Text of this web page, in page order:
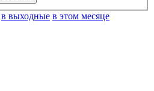
в выходные в этом месяце